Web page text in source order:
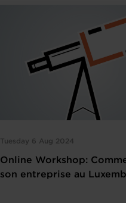
Tuesday 6 Aug 2024
Online Workshop:
son entreprise au